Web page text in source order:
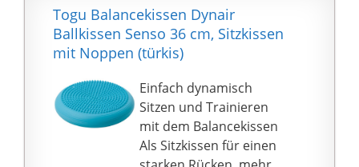
benutzten. Egal ob
Gymnastik, Fitness,
Pilates, Yoga,
Physiotherapie. Ihren
Übungen sind keine
Grenzen gesetzt.
𝐈𝐃𝐄𝐀𝐋𝐄𝐑
𝐒𝐈𝐓𝐙𝐊𝐎𝐌𝐅𝐎𝐑𝐓: Das
aufblasbare, halb-
Togu Balancekissen Dynair
Ballkissen Senso 36 cm, Sitzkissen
mit Noppen (türkis)
Einfach dynamisch
Sitzen und Trainieren
mit dem Balancekissen
Als Sitzkissen für einen